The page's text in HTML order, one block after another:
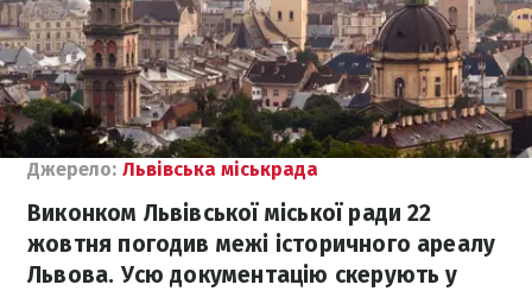
Джерело: Львівська міськрада
Виконком Львівської міської ради 22
жовтня погодив межі історичного ареалу
Львова. Усю документацію скерують у